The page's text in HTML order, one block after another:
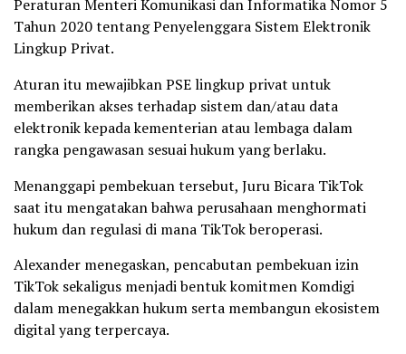
Peraturan Menteri Komunikasi dan Informatika Nomor 5
Tahun 2020 tentang Penyelenggara Sistem Elektronik
Lingkup Privat.
Aturan itu mewajibkan PSE lingkup privat untuk
memberikan akses terhadap sistem dan/atau data
elektronik kepada kementerian atau lembaga dalam
rangka pengawasan sesuai hukum yang berlaku.
Menanggapi pembekuan tersebut, Juru Bicara TikTok
saat itu mengatakan bahwa perusahaan menghormati
hukum dan regulasi di mana TikTok beroperasi.
Alexander menegaskan, pencabutan pembekuan izin
TikTok sekaligus menjadi bentuk komitmen Komdigi
dalam menegakkan hukum serta membangun ekosistem
digital yang terpercaya.